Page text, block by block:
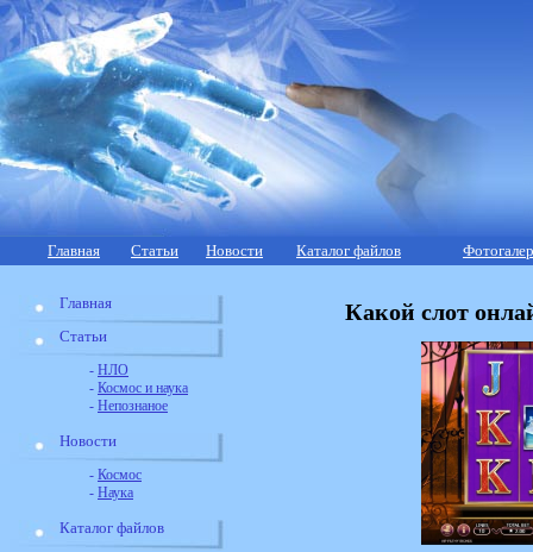
Главная Статьи Новости Каталог файлов
Главная
Статьи
- НЛО
- Космос и наука
- Непознаное
Новости
- Космос
- Наука
Каталог файлов
Какой слот